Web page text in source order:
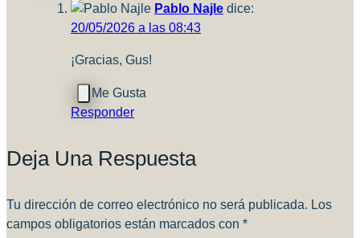
Pablo Najle dice:
20/05/2026 a las 08:43
¡Gracias, Gus!
Responder
Deja Una Respuesta
Tu dirección de correo electrónico no será publicada. Los
campos obligatorios están marcados con *